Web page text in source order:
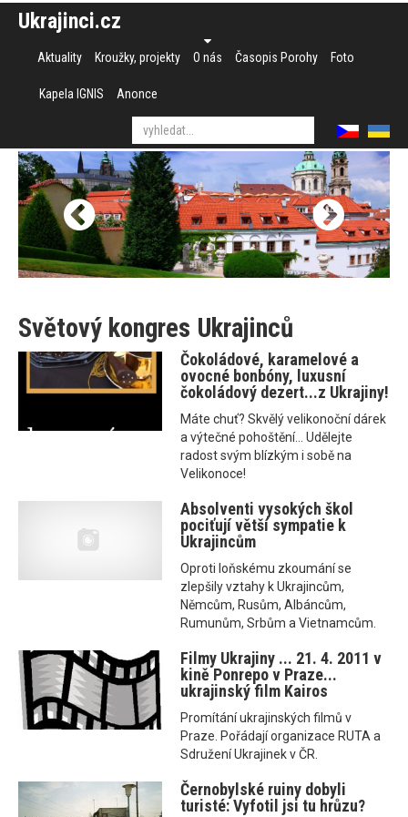
Ukrajinci.cz
Aktuality Kroužky, projekty O nás Časopis Porohy Foto
Kapela IGNIS Anonce
Světový kongres Ukrajinců
Čokoládové, karamelové a
ovocné bonbóny, luxusní
čokoládový dezert...z Ukrajiny!
Máte chuť? Skvělý velikonoční dárek
a výtečné pohoštění... Udělejte
radost svým blízkým i sobě na
Velikonoce!
Absolventi vysokých škol
pociťují větší sympatie k
Ukrajincům
Oproti loňskému zkoumání se
zlepšily vztahy k Ukrajincům,
Němcům, Rusům, Albáncům,
Rumunům, Srbům a Vietnamcům.
Filmy Ukrajiny ... 21. 4. 2011 v
kině Ponrepo v Praze...
ukrajinský film Kairos
Promítání ukrajinských filmů v
Praze. Pořádají organizace RUTA a
Sdružení Ukrajinek v ČR.
Černobylské ruiny dobyli
turisté: Vyfotil jsi tu hrůzu?